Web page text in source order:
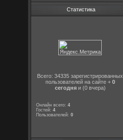
Статистика
Всего: 34335 зарегистрированных
пользователей на сайте + 0
сегодняи (0 вчера)
Онлайн всего:4
Гостей:4
Пользователей:0